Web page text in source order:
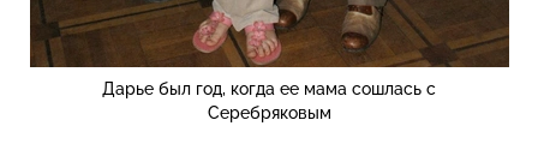
Дарье был год, когда ее мама сошлась с
Серебряковым